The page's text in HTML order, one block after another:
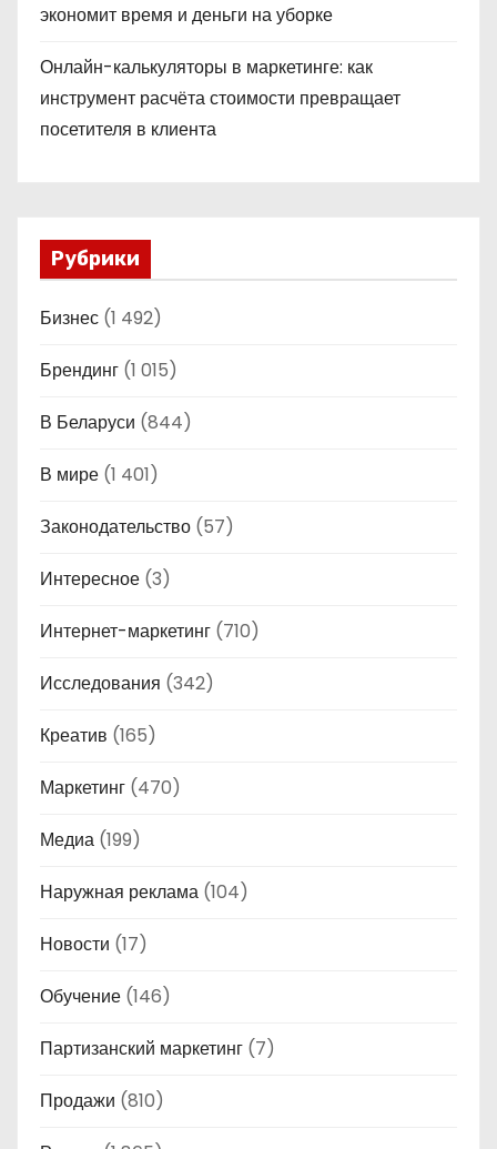
экономит время и деньги на уборке
Онлайн-калькуляторы в маркетинге: как
инструмент расчёта стоимости превращает
посетителя в клиента
Рубрики
Бизнес (1 492)
Брендинг (1 015)
В Беларуси (844)
В мире (1 401)
Законодательство (57)
Интересное (3)
Интернет-маркетинг (710)
Исследования (342)
Креатив (165)
Маркетинг (470)
Медиа (199)
Наружная реклама (104)
Новости (17)
Обучение (146)
Партизанский маркетинг (7)
Продажи (810)